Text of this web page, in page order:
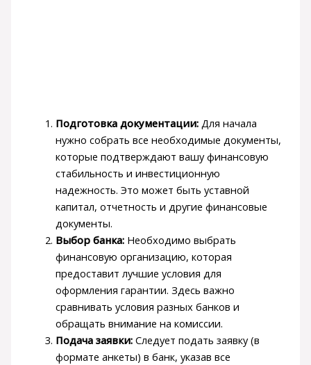
Подготовка документации:Для начала
нужно собрать все необходимые документы,
которые подтверждают вашу финансовую
стабильность и инвестиционную
надежность. Это может быть уставной
капитал, отчетность и другие финансовые
документы.
Выбор банка:Необходимо выбрать
финансовую организацию, которая
предоставит лучшие условия для
оформления гарантии. Здесь важно
сравнивать условия разных банков и
обращать внимание на комиссии.
Подача заявки:Следует подать заявку (в
формате анкеты) в банк, указав все